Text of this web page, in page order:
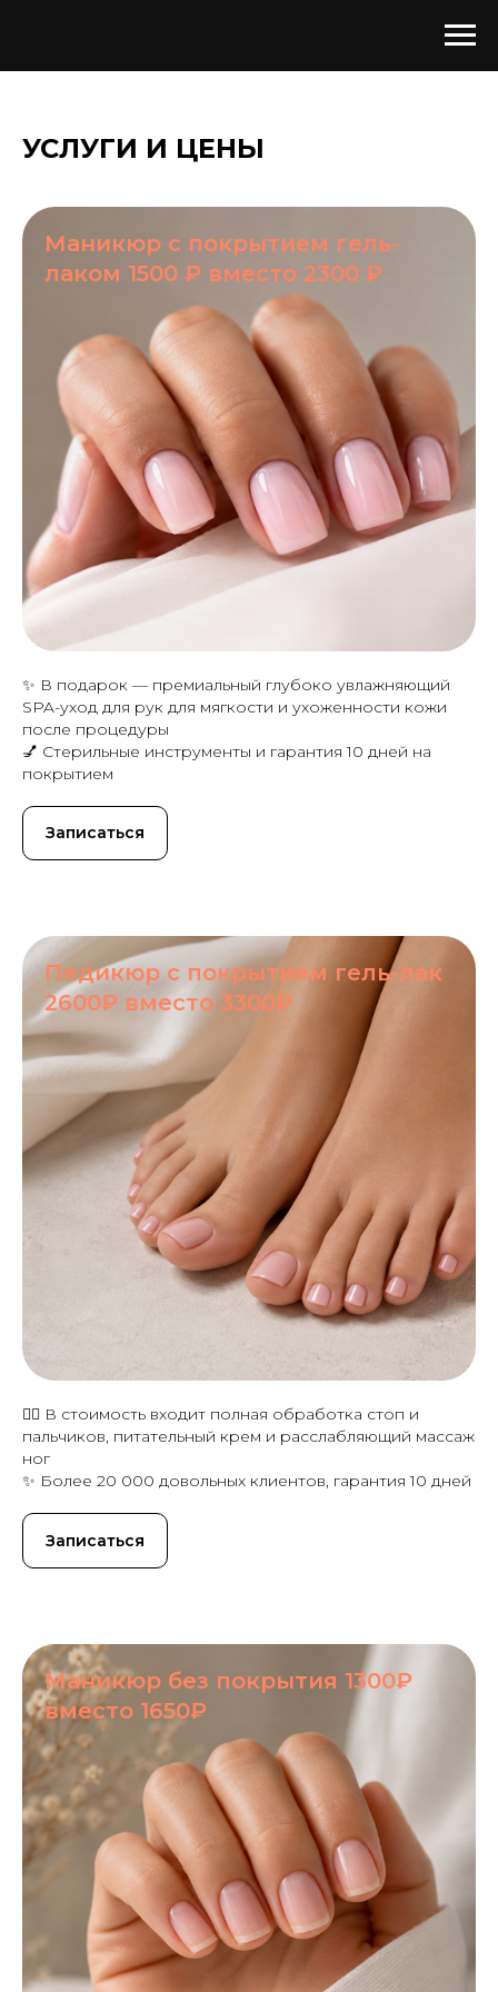
УСЛУГИ И ЦЕНЫ
Маникюр с покрытием гель-
лаком 1500 ₽ вместо 2300 ₽
✨ В подарок — премиальный глубоко увлажняющий
SPA-уход для рук для мягкости и ухоженности кожи
после процедуры
💅 Стерильные инструменты и гарантия 10 дней на
покрытием
Записаться
Педикюр с покрытием гель-лак
2600₽ вместо 3300₽
💆‍♀️ В стоимость входит полная обработка стоп и
пальчиков, питательный крем и расслабляющий массаж
ног
✨ Более 20 000 довольных клиентов, гарантия 10 дней
Записаться
Маникюр без покрытия 1300₽
вместо 1650₽